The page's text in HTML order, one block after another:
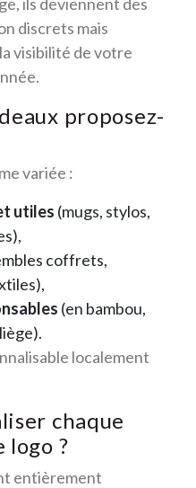
discrets mais
visibilité de votre
proposez-
variée :
utiles (mugs, stylos,
coffrets,
(en bambou,
localement
chaque
logo ?
entièrement